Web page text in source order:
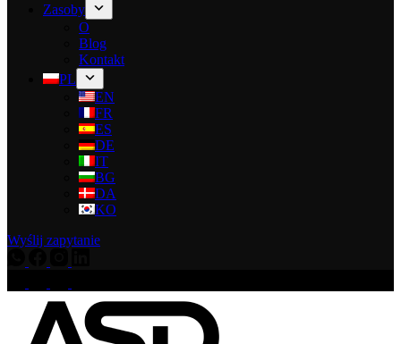
Zasoby
O
Blog
Kontakt
PL
EN
FR
ES
DE
IT
BG
DA
KO
Wyślij zapytanie